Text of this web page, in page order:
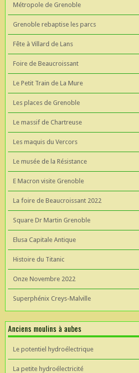
Métropole de Grenoble
Grenoble rebaptise les parcs
Fête à Villard de Lans
Foire de Beaucroissant
Le Petit Train de La Mure
Les places de Grenoble
Le massif de Chartreuse
Les maquis du Vercors
Le musée de la Résistance
E Macron visite Grenoble
La foire de Beaucroissant 2022
Square Dr Martin Grenoble
Elusa Capitale Antique
Histoire du Titanic
Onze Novembre 2022
Superphénix Creys-Malville
Anciens moulins à aubes
Le potentiel hydroélectrique
La petite hydroélectricité